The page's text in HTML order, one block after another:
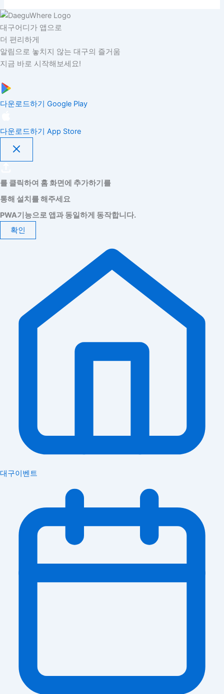
대구어디가 앱으로
더 편리하게
알림으로 놓치지 않는 대구의 즐거움
지금 바로 시작해보세요!
다운로드하기 Google Play
다운로드하기 App Store
를 클릭하여 홈 화면에 추가하기를
통해 설치를 해주세요
PWA기능으로 앱과 동일하게 동작합니다.
확인
대구이벤트